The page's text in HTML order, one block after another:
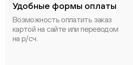
Удобные формы оплаты
Возможность оплатить заказ
картой на сайте или переводом
на р/сч.